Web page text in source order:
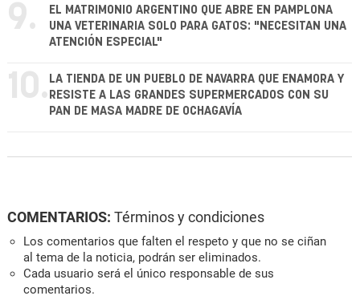
9.
EL MATRIMONIO ARGENTINO QUE ABRE EN PAMPLONA
UNA VETERINARIA SOLO PARA GATOS: "NECESITAN UNA
ATENCIÓN ESPECIAL"
10. LA TIENDA DE UN PUEBLO DE NAVARRA QUE ENAMORA Y
RESISTE A LAS GRANDES SUPERMERCADOS CON SU
PAN DE MASA MADRE DE OCHAGAVÍA
COMENTARIOS: Términos y condiciones
Los comentarios que falten el respeto y que no se ciñan
al tema de la noticia, podrán ser eliminados.
Cada usuario será el único responsable de sus
comentarios.